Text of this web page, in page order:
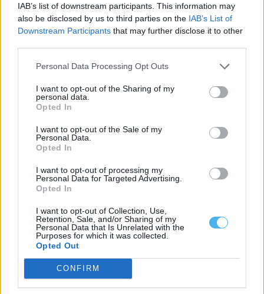
IAB’s list of downstream participants. This information may
also be disclosed by us to third parties on the IAB’s List of
Downstream Participants that may further disclose it to other
Personal Data Processing Opt Outs
I want to opt-out of the Sharing of my
personal data.
Opted In
I want to opt-out of the Sale of my
Personal Data.
Opted In
I want to opt-out of processing my
Personal Data for Targeted Advertising.
Opted In
I want to opt-out of Collection, Use,
Retention, Sale, and/or Sharing of my
Personal Data that Is Unrelated with the
Purposes for which it was collected.
Opted Out
CONFIRM
Portalegre foi o distrito do Alentejo com maior percentagem de
6 Agosto, 2026 - 09:58
Entidades do Alentejo recebem 738,8 mil euros para projetos
em áreas protegidas
Quatro entidades com ligação ao Alentejo vão receber um total